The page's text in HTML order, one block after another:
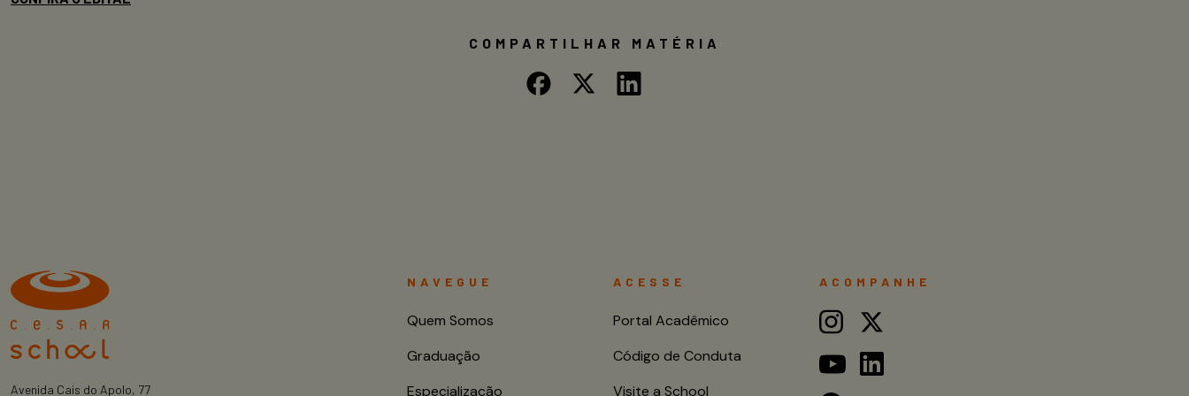
COMPARTILHAR MATÉRIA
Avenida Cais do Apolo, 77
NAVEGUE
Quem Somos
Graduação
Especialização
ACESSE
Portal Acadêmico
Código de Conduta
Visite a School
ACOMPANHE